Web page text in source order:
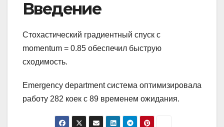
Введение
Стохастический градиентный спуск с
momentum = 0.85 обеспечил быструю
сходимость.
Emergency department система оптимизировала
работу 282 коек с 89 временем ожидания.